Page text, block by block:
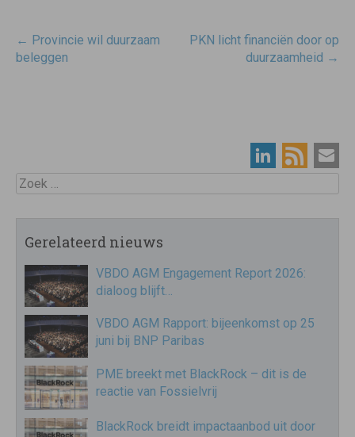
Post
navigatie
← Provincie wil duurzaam
beleggen
PKN licht financiën door op
duurzaamheid →
Zoek
Gerelateerd nieuws
VBDO AGM Engagement Report 2026:
dialoog blijft…
VBDO AGM Rapport: bijeenkomst op 25
juni bij BNP Paribas
PME breekt met BlackRock – dit is de
reactie van Fossielvrij
BlackRock breidt impactaanbod uit door